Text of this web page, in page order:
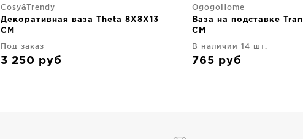
Cosy&Trendy
Декоративная ваза Theta 8X8X13
CM
Под заказ
3 250 руб
OgogoHome
Ваза на подставке
CM
В наличии 14 шт.
765 руб